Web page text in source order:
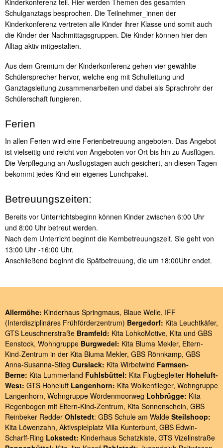
Kinderkonferenz teil. Hier werden Themen des gesamten
Schulganztags besprochen. Die Teilnehmer_innen der
Kinderkonferenz vertreten alle Kinder ihrer Klasse und somit auch
die Kinder der Nachmittagsgruppen. Die Kinder können hier den
Alltag aktiv mitgestalten.
Aus dem Gremium der Kinderkonferenz gehen vier gewählte
Schülersprecher hervor, welche eng mit Schulleitung und
Ganztagsleitung zusammenarbeiten und dabei als Sprachrohr der
Schülerschaft fungieren.
Ferien
In allen Ferien wird eine Ferienbetreuung angeboten. Das Angebot
ist vielseitig und reicht von Angeboten vor Ort bis hin zu Ausflügen.
Die Verpflegung an Ausflugstagen auch gesichert, an diesen Tagen
bekommt jedes Kind ein eigenes Lunchpaket.
Betreuungszeiten:
Bereits vor Unterrichtsbeginn können Kinder zwischen 6:00 Uhr
und 8:00 Uhr betreut werden.
Nach dem Unterricht beginnt die Kernbetreuungszeit. Sie geht von
13:00 Uhr -16:00 Uhr.
Anschließend beginnt die Spätbetreuung, die um 18:00Uhr endet.
Allermöhe: Kinderhaus Springmaus, Blaue Welle, IFF
(Interdisziplinäres Frühförderzentrum) Bergedorf: Kita Leuchtkäfer,
GTS Leuschnerstraße Bramfeld: Kita LohkoMotive, Kita und GBS
Eenstock, Wohngruppe Burgwedel: Kita Bluma Mekler, Eltern-
Kind-Zentrum in der Kita Bluma Mekler, GBS Rönnkamp, GBS
Anna-Susanna-Stieg Curslack: Kita Wirbelwind Farmsen-
Berne: Kita Lummerland Fuhlsbüttel: Kita Flugbegleiter Hoheluft-
West: GTS Hoheluft Langenhorn: Kita Wolkenflieger, Wohngruppe
Langenhorn, Wohngruppe Wördenmoorweg Lohbrügge: Kita
Regenbogen mit Eltern-Kind-Zentrum, Kita Sonnenschein, GBS
Reinbeker Redder Ohlstedt: GBS Schule am Walde Steilshoop:
Kita Löwenzahn, Aktivspielplatz Villa Kunterbunt, GBS Edwin-
Scharff-Ring Lokstedt: Kinderhaus Schatzkiste, GTS Vizelinstraße